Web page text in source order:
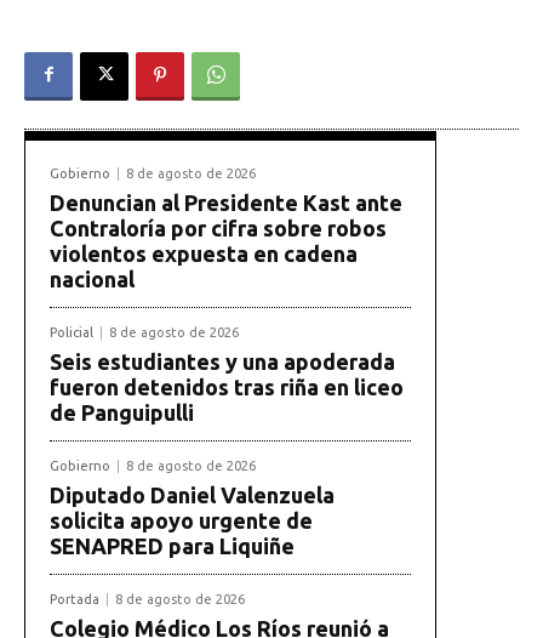
Gobierno 8 de agosto de 2026
Denuncian al Presidente Kast ante
Contraloría por cifra sobre robos
violentos expuesta en cadena
nacional
Policial 8 de agosto de 2026
Seis estudiantes y una apoderada
fueron detenidos tras riña en liceo
de Panguipulli
Gobierno 8 de agosto de 2026
Diputado Daniel Valenzuela
solicita apoyo urgente de
SENAPRED para Liquiñe
Portada 8 de agosto de 2026
Colegio Médico Los Ríos reunió a